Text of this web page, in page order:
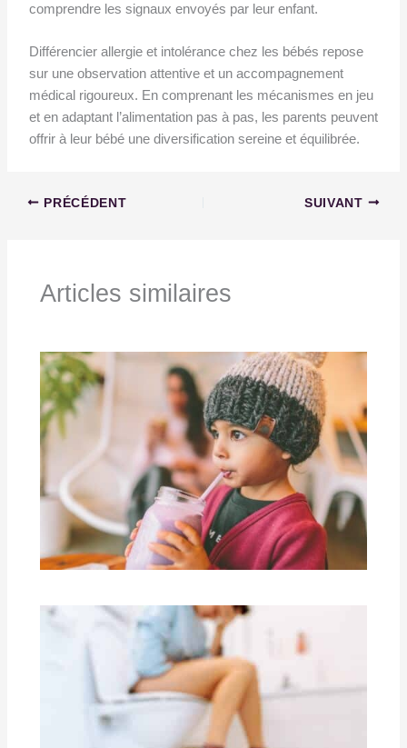
comprendre les signaux envoyés par leur enfant.
Différencier allergie et intolérance chez les bébés repose
sur une observation attentive et un accompagnement
médical rigoureux. En comprenant les mécanismes en jeu
et en adaptant l’alimentation pas à pas, les parents peuvent
offrir à leur bébé une diversification sereine et équilibrée.
PRÉCÉDENT SUIVANT
Articles similaires